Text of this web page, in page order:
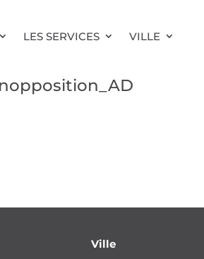
LES SERVICES VILLE
Ville